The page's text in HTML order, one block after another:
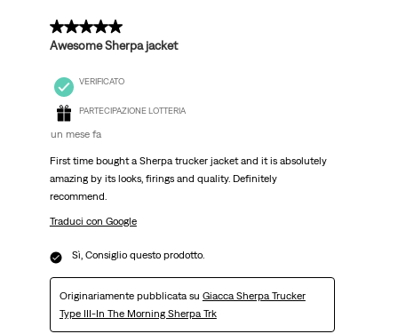
5 su 5 stelle.
Awesome Sherpa jacket
VERIFICATO
PARTECIPAZIONE LOTTERIA
un mese fa
First time bought a Sherpa trucker jacket and it is absolutely
amazing by its looks, firings and quality. Definitely
recommend.
Traduci con Google
Sì, Consiglio questo prodotto.
Originariamente pubblicata su Giacca Sherpa Trucker
Type III-In The Morning Sherpa Trk